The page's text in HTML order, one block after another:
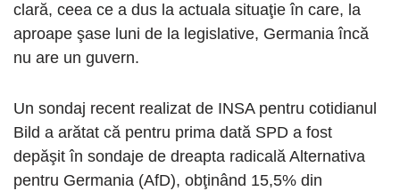
clară, ceea ce a dus la actuala situaţie în care, la
aproape şase luni de la legislative, Germania încă
nu are un guvern.
Un sondaj recent realizat de INSA pentru cotidianul
Bild a arătat că pentru prima dată SPD a fost
depăşit în sondaje de dreapta radicală Alternativa
pentru Germania (AfD), obţinând 15,5% din